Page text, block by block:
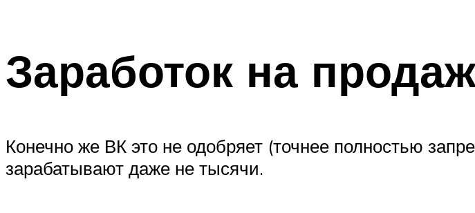
Заработок на
Конечно же ВК это не одобряет (точнее полностью
зарабатывают даже не тысячи.